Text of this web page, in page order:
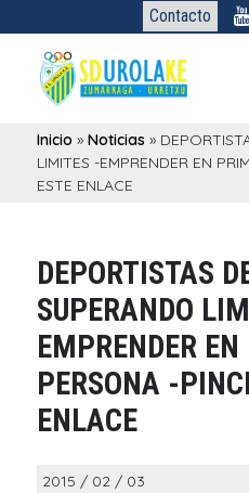
Contacto
Inicio »Noticias »
LIMITES -EMPRENDER EN
ESTE ENLACE
DEPORTISTAS
SUPERANDO
EMPRENDER
PERSONA -
ENLACE
2015 / 02 / 03